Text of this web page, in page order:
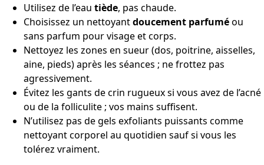
Utilisez de l’eau tiède, pas chaude.
Choisissez un nettoyantdoucement parfuméou
sans parfum pour visage et corps.
Nettoyez les zones en sueur (dos, poitrine, aisselles,
aine, pieds) après les séances ; ne frottez pas
agressivement.
Évitez les gants de crin rugueux si vous avez de l’acné
ou de la folliculite ; vos mains suffisent.
N’utilisez pas de gels exfoliants puissants comme
nettoyant corporel au quotidien sauf si vous les
tolérez vraiment.